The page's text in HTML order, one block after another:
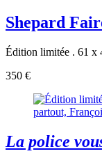
Shepard
Édition limitée . 61 x
350 €
La police